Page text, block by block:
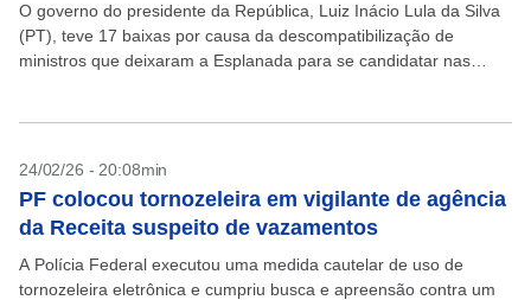
O governo do presidente da República, Luiz Inácio Lula da Silva
(PT), teve 17 baixas por causa da descompatibilização de
ministros que deixaram a Esplanada para se candidatar nas
24/02/26 - 20:08min
PF colocou tornozeleira em vigilante de agência
da Receita suspeito de vazamentos
A Polícia Federal executou uma medida cautelar de uso de
tornozeleira eletrônica e cumpriu busca e apreensão contra um